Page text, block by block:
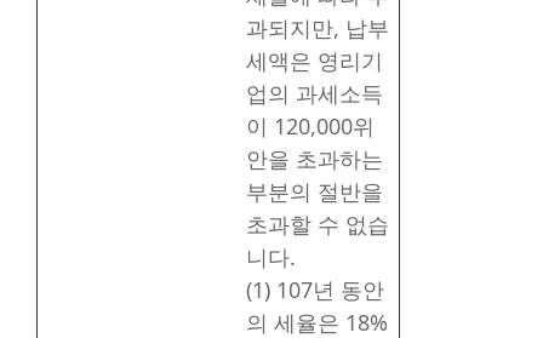
과되지만, 납부
세액은 영리기
업의 과세소득
이 120,000위
안을 초과하는
부분의 절반을
초과할 수 없습
니다.
(1) 107년 동안
의 세율은 18%